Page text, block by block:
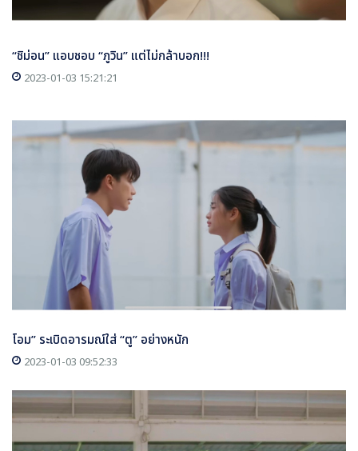
“ชิม่อน” แอบชอบ “ภูวิน” แต่ไม่กล้าบอก!!!
2023-01-03 15:21:21
โอม” ระเบิดอารมณ์ใส่ “ตู” อย่างหนัก
2023-01-03 09:52:33